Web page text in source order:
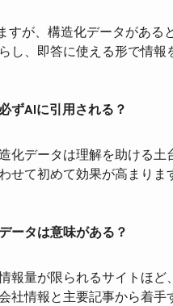
すが、構造化データがあ
し、即答に使える形で情報
ずAIに引用される？
化データは理解を助ける
せて初めて効果が高まりま
ータは意味がある？
報量が限られるサイトほ
社情報と主要記事から着手